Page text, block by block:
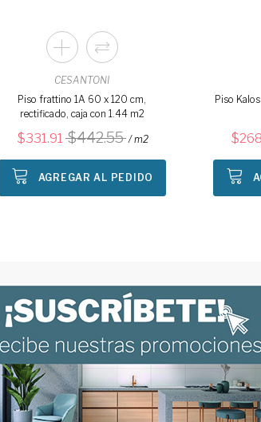
CESANTONI
Piso frattino 1A 60 x 120 cm,
rectificado, caja con 1.44 m2
331.91 442.55 / m2
AGREGAR AL PEDIDO
Piso